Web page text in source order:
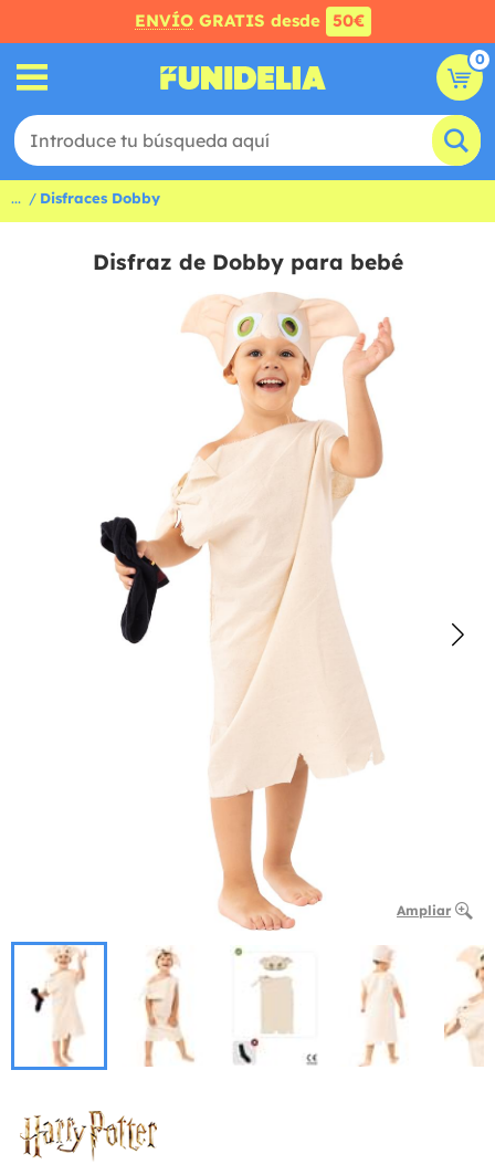
ENVÍO GRATIS desde 50€
0
... Disfraces Dobby
Disfraz de Dobby para bebé
Ampliar